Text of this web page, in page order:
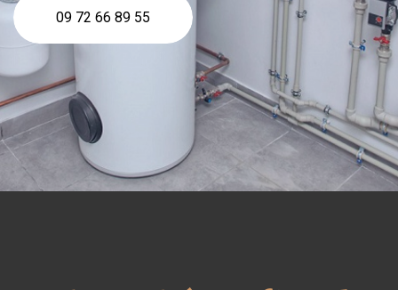
09 72 66 89 55